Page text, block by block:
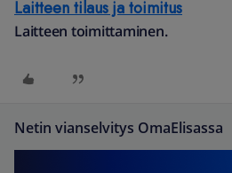
Laitteen tilaus ja toimitus
Laitteen toimittaminen.
Netin vianselvitys OmaElisassa